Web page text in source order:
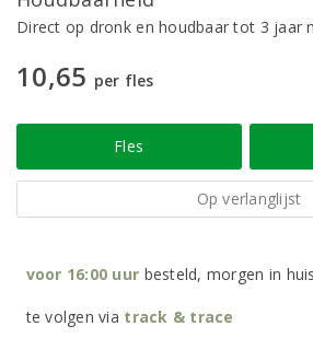
Direct op dronk en houdbaar tot 3 jaar
10,65 per fles
Fles
Op verlanglijst
voor 16:00 uur besteld, morgen in huis
te volgen via track & trace